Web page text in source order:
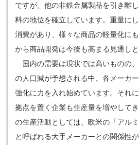
ですが、他の非鉄金属製品を引き離
料の地位を確立しています。重量に
消費があり、様々な商品の軽量化に
から商品開発は今後も高まる見通しと
国内の需要は現状では高いものの
の人口減が予想される中、各メーカ
強化に力を入れ始めています。それ
拠点を置く企業も生産量を増やして
の生産活動としては、欧米の「アルミ
と呼ばれる大手メーカーとの関係性